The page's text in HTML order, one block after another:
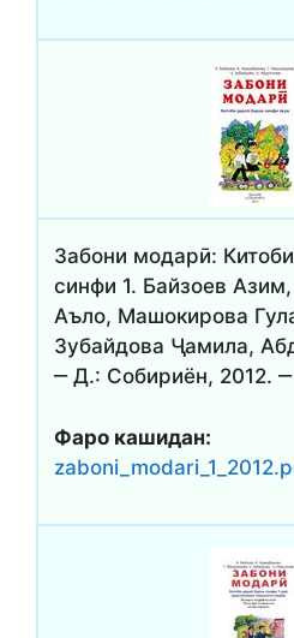
Забони модарӣ:
синфи 1. Байзоев
Аъло, Машокирова
Зубайдова Ҷамила,
‒ Д.: Собириён, 2012. ‒
Фаро кашидан: